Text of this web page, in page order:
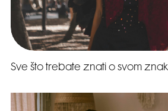
Sve što trebate znati o svom